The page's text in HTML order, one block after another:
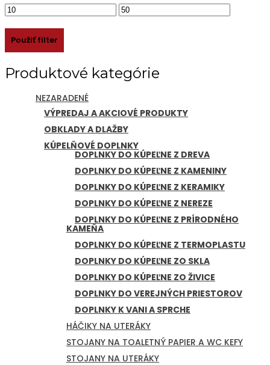
Minimálna
cena
Maximálna
cena
Použiť filter
Produktové kategórie
NEZARADENÉ
VÝPREDAJ A AKCIOVÉ PRODUKTY
OBKLADY A DLAŽBY
KÚPELŇOVÉ DOPLNKY
DOPLNKY DO KÚPEĽNE Z DREVA
DOPLNKY DO KÚPEĽNE Z KAMENINY
DOPLNKY DO KÚPEĽNE Z KERAMIKY
DOPLNKY DO KÚPEĽNE Z NEREZE
DOPLNKY DO KÚPEĽNE Z PRÍRODNÉHO
KAMEŇA
DOPLNKY DO KÚPEĽNE Z TERMOPLASTU
DOPLNKY DO KÚPEĽNE ZO SKLA
DOPLNKY DO KÚPEĽNE ZO ŽIVICE
DOPLNKY DO VEREJNÝCH PRIESTOROV
DOPLNKY K VANI A SPRCHE
HÁČIKY NA UTERÁKY
STOJANY NA TOALETNÝ PAPIER A WC KEFY
STOJANY NA UTERÁKY